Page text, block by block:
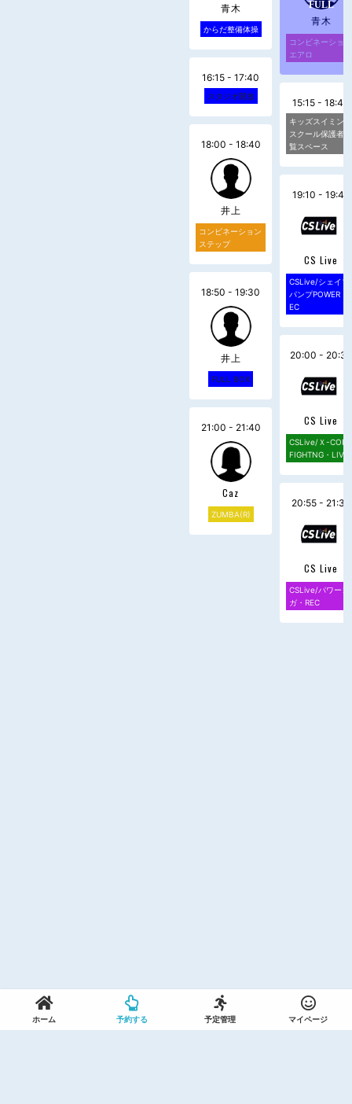
青木
からだ整備体操
16:15 - 17:40
スタジオ開放
18:00 - 18:40
井上
コンビネーション
ステップ
18:50 - 19:30
井上
FULL BOX
21:00 - 21:40
Caz
ZUMBA(R)
青木
コンビネーション
エアロ
15:15 - 18:40
キッズスイミング
スクール保護者観
覧スペース
19:10 - 19:40
CS Live
CSLive/シェイプ
パンプPOWER・
EC
20:00 - 20:30
CS Live
CSLive/Ｘ-CORE
FIGHTNG・LIVE
20:55 - 21:35
CS Live
CSLive/パワーヨ
ガ・REC
ホーム 予約する 予定管理 マイページ